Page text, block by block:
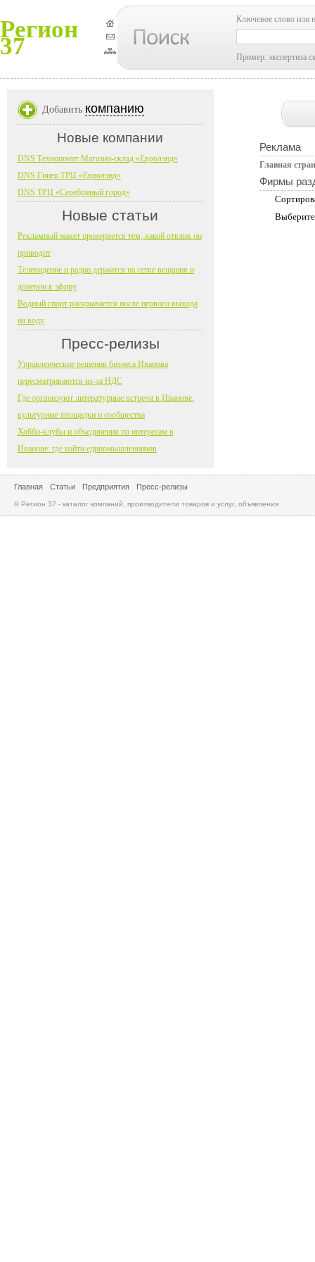
Регион
37
Ключевое слово или
Пример: экспертиза
Реклама
Главная
Фирмы
Добавить компанию
Новые компании
DNS Технопоинт Магазин-склад «Евролэнд»
DNS Гипер ТРЦ «Евролэнд»
DNS ТРЦ «Серебряный город»
Новые статьи
Рекламный макет проверяется тем, какой отклик он
приводит
Телевидение и радио держатся на сетке вещания и
доверии к эфиру
Водный спорт раскрывается после первого выхода
на воду
Пресс-релизы
Управленческие решения бизнеса Иванова
пересматриваются из-за НДС
Где организуют литературные встречи в Иванове:
культурные площадки и сообщества
Хобби-клубы и объединения по интересам в
Иванове: где найти единомышленников
Главная Статьи Предприятия Пресс-релизы
© Регион 37 - каталог компаний, производители товаров и услуг, объявления